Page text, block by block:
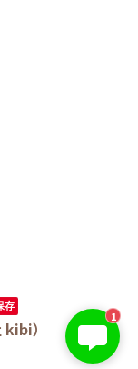
存
）
1